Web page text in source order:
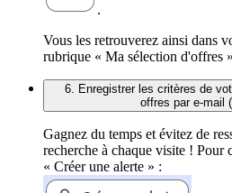
.
Vous les retrouverez ainsi dans
rubrique « Ma sélection d'offres
6. Enregistrer les critères de
offres par e-mail
Gagnez du temps et évitez de
recherche à chaque visite ! Pour
« Créer une alerte » :